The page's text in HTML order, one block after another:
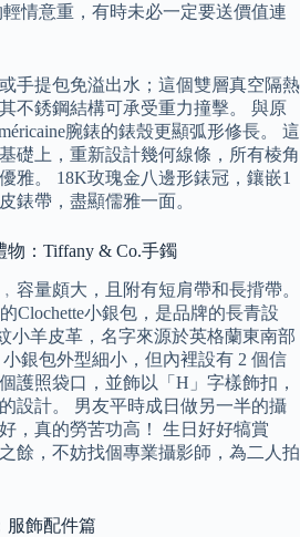
情意重，有時未必一定要送價值連
手提包免溢出水；這個雙層真空隔熱
不銹鋼結構可承受重力撞擊。 與原
腕錶的錶殼更顯弧形修長。 這
礎上，重新設計幾何線條，所有棱角
雅。 18K玫瑰金八邊形錶冠，鑲嵌1
錶帶，盡顯儒雅一面。
：Tiffany & Co.手鐲
容量頗大，且附有短肩帶和長揹帶。
Clochette小銀包，是品牌的長青設
小羊皮革，名字來源於英格蘭東南部
銀包外型細小，但內裡設有 2 個信
護照袋口，並飾以「H」字樣飾扣，
設計。 男友平時成日做另一半的攝
，真的勞苦功高！ 生日好好犒賞
餘，不妨找個專業攝影師，為二人拍
服飾配件篇